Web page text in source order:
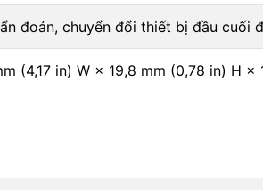
đoán, chuyển đổi thiết bị đầu cuối
(4,17 in) W × 19,8 mm (0,78 in) H